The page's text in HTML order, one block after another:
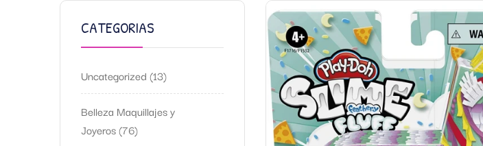
CATEGORIAS
Uncategorized 13
Belleza Maquillajes y
Joyeros 76